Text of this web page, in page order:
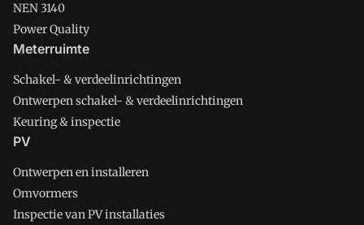
NEN 3140
Power Quality
Meterruimte
Schakel- & verdeelinrichtingen
Ontwerpen schakel- & verdeelinrichtingen
Keuring & inspectie
PV
Ontwerpen en installeren
Omvormers
Inspectie van PV installaties